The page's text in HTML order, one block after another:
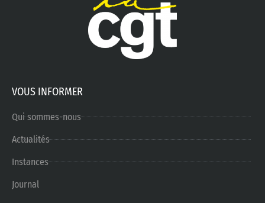
VOUS INFORMER
Qui sommes-nous
Actualités
Instances
Journal